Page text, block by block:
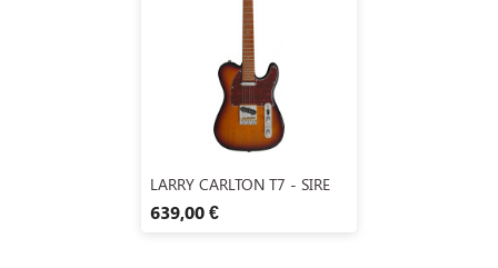
Aperçu rapide
LARRY CARLTON T7 - SIRE
639,00 €